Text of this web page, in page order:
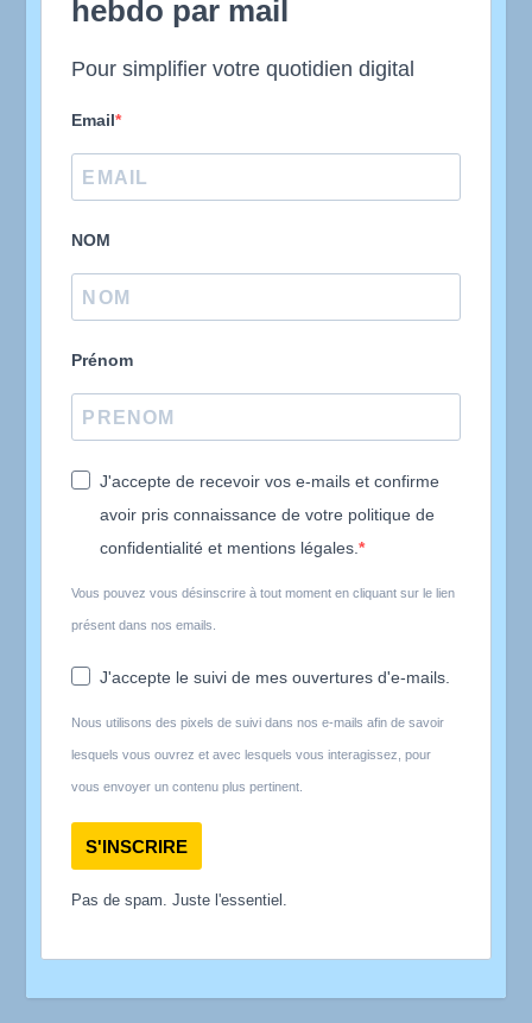
hebdo par mail
Pour simplifier votre quotidien digital
Email
NOM
Prénom
J'accepte de recevoir vos e-mails et confirme
avoir pris connaissance de votre politique de
confidentialité et mentions légales.
Vous pouvez vous désinscrire à tout moment en cliquant sur le lien
présent dans nos emails.
J'accepte le suivi de mes ouvertures d'e-mails.
Nous utilisons des pixels de suivi dans nos e-mails afin de savoir
lesquels vous ouvrez et avec lesquels vous interagissez, pour
vous envoyer un contenu plus pertinent.
S'INSCRIRE
Pas de spam. Juste l'essentiel.